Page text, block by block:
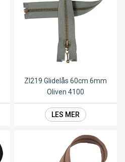
ZI219 Glidelås 60cm 6mm
Oliven 4100
LES MER